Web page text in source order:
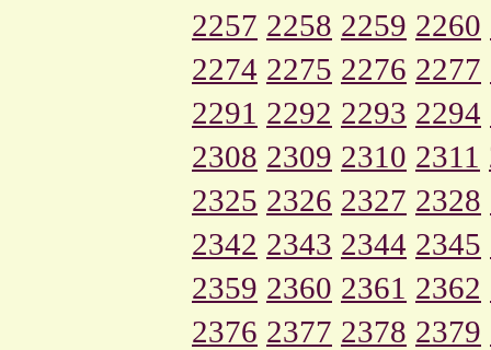
2257 2258 2259 2260
2274 2275 2276 2277
2291 2292 2293 2294
2308 2309 2310 2311
2325 2326 2327 2328
2342 2343 2344 2345
2359 2360 2361 2362
2376 2377 2378 2379